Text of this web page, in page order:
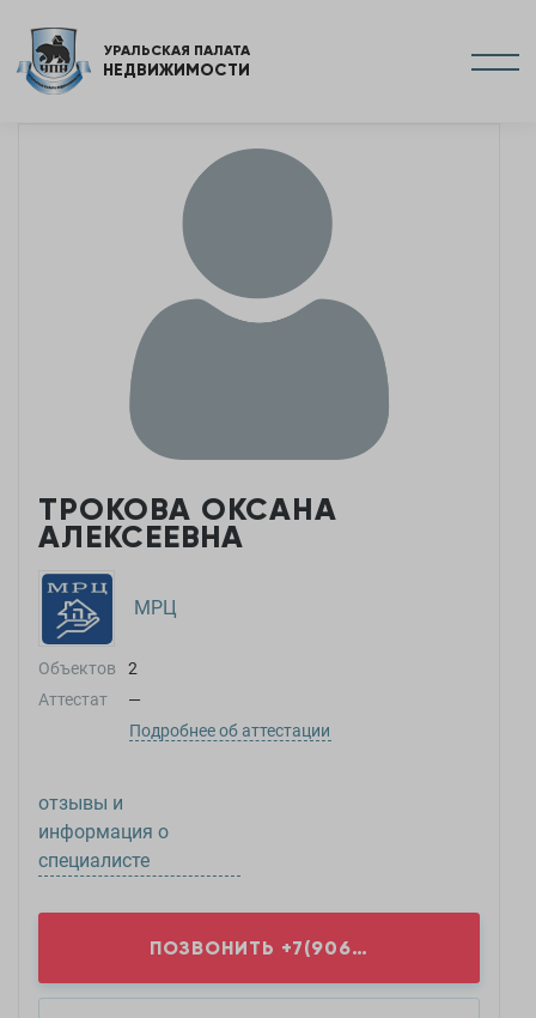
УРАЛЬСКАЯ ПАЛАТА
НЕДВИЖИМОСТИ
ТРОКОВА ОКСАНА
АЛЕКСЕЕВНА
МРЦ
Объектов
2
Аттестат
—
Подробнее об аттестации
отзывы и
информация о
специалисте
ПОЗВОНИТЬ +7(906)8...